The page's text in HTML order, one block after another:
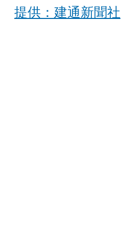
提供：建通新聞社